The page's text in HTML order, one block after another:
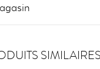
SIMILAIRES